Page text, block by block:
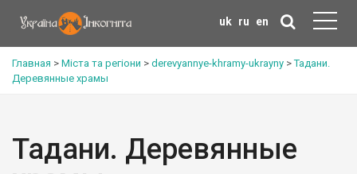
uk ru en
Главная > Міста та регіони > derevyannye-khramy-ukrayny >Тадани.
Деревянные храмы
Тадани. Деревянные